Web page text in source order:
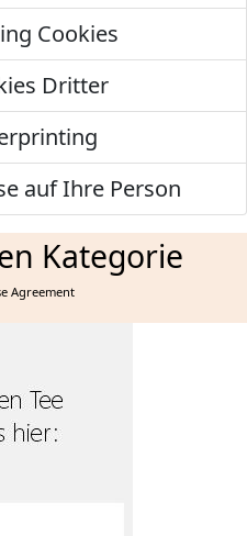
Cookies
Dritter
auf Ihre Person
Kategorie
Agreement